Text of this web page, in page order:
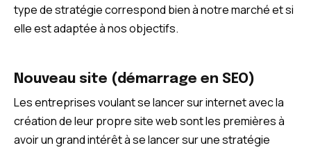
type de stratégie correspond bien à notre marché et si
elle est adaptée à nos objectifs.
Nouveau site (démarrage en SEO)
Les entreprises voulant se lancer sur internet avec la
création de leur propre site web sont les premières à
avoir un grand intérêt à se lancer sur une stratégie